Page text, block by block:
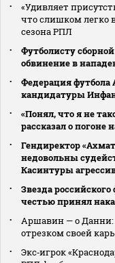
«Удивляет
что слишком легко
сезона РПЛ
Футболисту
обвинение в
Федерация футбола
кандидатуры
«Понял, что я не
рассказал о погоне
Гендиректор
недовольны
Касинтуры
Звезда
честью принял
Аршавин — о Данни:
отрезком своей
Экс‑игрок